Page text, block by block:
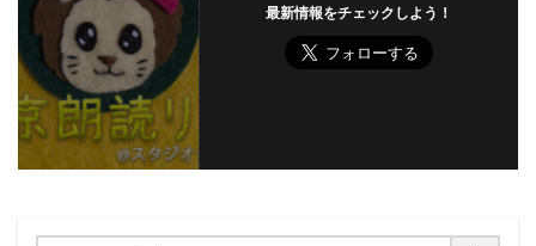
最新情報をチェックしよう！